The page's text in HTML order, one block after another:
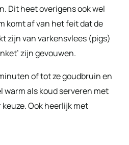
Dit heet overigens ook wel
komt af van het feit dat de
zijn van varkensvlees (pigs)
zijn gevouwen.
of tot ze goudbruin en
warm als koud serveren met
keuze. Ook heerlijk met